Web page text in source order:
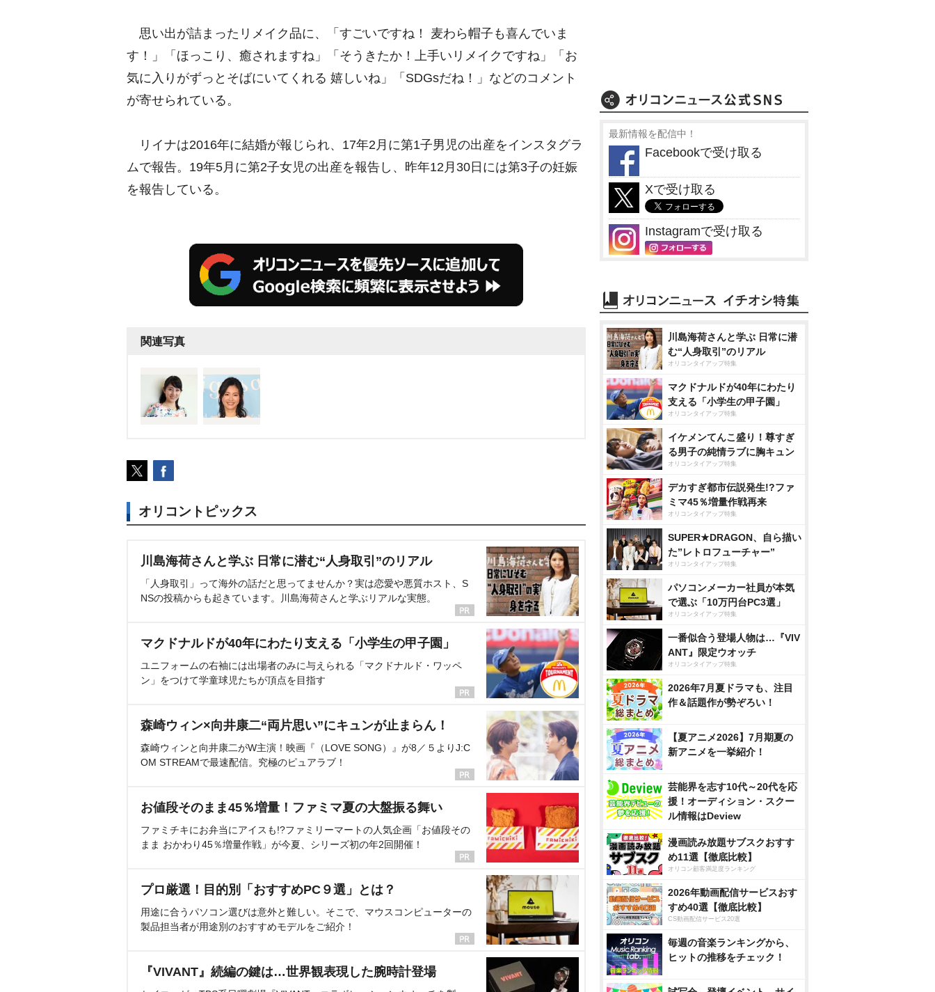
u
t
e
思い出が詰まったリメイク品に、「すごいですね！ 麦わら帽子も喜んでいま
す！」「ほっこり、癒されますね」「そうきたか！上手いリメイクですね」「お
気に入りがずっとそばにいてくれる 嬉しいね」「SDGsだね！」などのコメント
が寄せられている。
リイナは2016年に結婚が報じられ、17年2月に第1子男児の出産をインスタグラ
ムで報告。19年5月に第2子女児の出産を報告し、昨年12月30日には第3子の妊娠
を報告している。
関連写真
オリコントピックス
川島海荷さんと学ぶ 日常に潜む“人身取引”のリアル
「人身取引」って海外の話だと思ってませんか？実は恋愛や悪質ホスト、S
NSの投稿からも起きています。川島海荷さんと学ぶリアルな実態。
マクドナルドが40年にわたり支える「小学生の甲子園」
ユニフォームの右袖には出場者のみに与えられる「マクドナルド・ワッペ
ン」をつけて学童球児たちが頂点を目指す
森崎ウィン×向井康二“両片思い”にキュンが止まらん！
森崎ウィンと向井康二がW主演！映画『（LOVE SONG）』が8／５よりJ:C
OM STREAMで最速配信。究極のピュアラブ！
お値段そのまま45％増量！ファミマ夏の大盤振る舞い
ファミチキにお弁当にアイスも!?ファミリーマートの人気企画「お値段その
まま おかわり45％増量作戦」が今夏、シリーズ初の年2回開催！
プロ厳選！目的別「おすすめPC９選」とは？
用途に合うパソコン選びは意外と難しい。そこで、マウスコンピューターの
製品担当者が用途別のおすすめモデルをご紹介！
『VIVANT』続編の鍵は…世界観表現した腕時計登場
最新情報を配信中！
Facebookで受け取る
Xで受け取る
Instagramで受け取る
川島海荷さんと学ぶ 日常に潜
む“人身取引”のリアル
オリコンタイアップ特集
マクドナルドが40年にわたり
支える「小学生の甲子園」
オリコンタイアップ特集
イケメンてんこ盛り！尊すぎ
る男子の純情ラブに胸キュン
オリコンタイアップ特集
デカすぎ都市伝説発生!?ファ
ミマ45％増量作戦再来
オリコンタイアップ特集
SUPER★DRAGON、自ら描い
た”レトロフューチャー”
オリコンタイアップ特集
パソコンメーカー社員が本気
で選ぶ「10万円台PC3選」
オリコンタイアップ特集
一番似合う登場人物は…『VIV
ANT』限定ウオッチ
オリコンタイアップ特集
2026年7月夏ドラマも、注目
作＆話題作が勢ぞろい！
【夏アニメ2026】7月期夏の
新アニメを一挙紹介！
芸能界を志す10代～20代を応
援！オーディション・スクー
ル情報はDeview
漫画読み放題サブスクおすす
め11選【徹底比較】
オリコン顧客満足度ランキング
2026年動画配信サービスおす
すめ40選【徹底比較】
CS動画配信サービス20選
毎週の音楽ランキングから、
ヒットの推移をチェック！